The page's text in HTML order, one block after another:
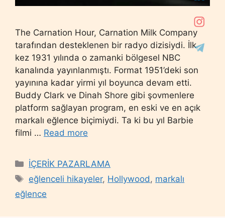
The Carnation Hour, Carnation Milk Company
tarafından desteklenen bir radyo dizisiydi. İlk
kez 1931 yılında o zamanki bölgesel NBC
kanalında yayınlanmıştı. Format 1951’deki son
yayınına kadar yirmi yıl boyunca devam etti.
Buddy Clark ve Dinah Shore gibi şovmenlere
platform sağlayan program, en eski ve en açık
markalı eğlence biçimiydi. Ta ki bu yıl Barbie
filmi … Read more
Categories
İÇERİK PAZARLAMA
Tags
eğlenceli hikayeler, Hollywood, markalı
eğlence